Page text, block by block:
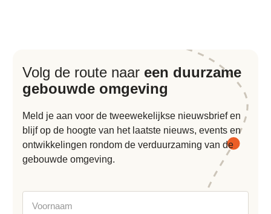
Volg de route naar een duurzame
gebouwde omgeving
Meld je aan voor de tweewekelijkse nieuwsbrief en
blijf op de hoogte van het laatste nieuws, events en
ontwikkelingen rondom de verduurzaming van de
gebouwde omgeving.